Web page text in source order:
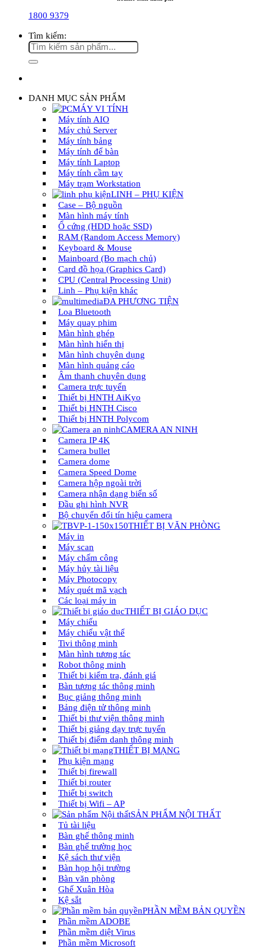
1800 9379
Tìm kiếm:
DANH MỤC SẢN PHẨM
MÁY VI TÍNH
Máy tính AIO
Máy chủ Server
Máy tính bảng
Máy tính để bàn
Máy tính Laptop
Máy tính cầm tay
Máy trạm Workstation
LINH – PHỤ KIỆN
Case – Bộ nguồn
Màn hình máy tính
Ổ cứng (HDD hoặc SSD)
RAM (Random Access Memory)
Keyboard & Mouse
Mainboard (Bo mạch chủ)
Card đồ họa (Graphics Card)
CPU (Central Processing Unit)
Linh – Phụ kiện khác
ĐA PHƯƠNG TIỆN
Loa Bluetooth
Máy quay phim
Màn hình ghép
Màn hình hiển thị
Màn hình chuyên dụng
Màn hình quảng cáo
Âm thanh chuyên dụng
Camera trực tuyến
Thiết bị HNTH AiKyo
Thiết bị HNTH Cisco
Thiết bị HNTH Polycom
CAMERA AN NINH
Camera IP 4K
Camera bullet
Camera dome
Camera Speed Dome
Camera hộp ngoài trời
Camera nhận dạng biển số
Đầu ghi hình NVR
Bộ chuyển đổi tín hiệu camera
THIẾT BỊ VĂN PHÒNG
Máy in
Máy scan
Máy chấm công
Máy hủy tài liệu
Máy Photocopy
Máy quét mã vạch
Các loại máy in
THIẾT BỊ GIÁO DỤC
Máy chiếu
Máy chiếu vật thể
Tivi thông minh
Màn hình tương tác
Robot thông minh
Thiết bị kiểm tra, đánh giá
Bàn tương tác thông minh
Bục giảng thông minh
Bảng điện tử thông minh
Thiết bị thư viện thông minh
Thiết bị giảng dạy trực tuyến
Thiết bị điểm danh thông minh
THIẾT BỊ MẠNG
Phụ kiện mạng
Thiết bị firewall
Thiết bị router
Thiết bị switch
Thiết bị Wifi – AP
SẢN PHẨM NỘI THẤT
Tủ tài liệu
Bàn ghế thông minh
Bàn ghế trường học
Kệ sách thư viện
Bàn họp hội trường
Bàn văn phòng
Ghế Xuân Hòa
Kệ sắt
PHẦN MỀM BẢN QUYỀN
Phần mềm ADOBE
Phần mềm diệt Virus
Phần mềm Microsoft